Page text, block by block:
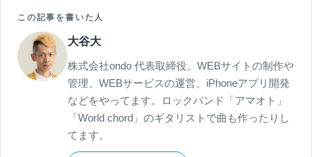
この記事を書いた人
大谷大
株式会社ondo 代表取締役。WEBサイトの制作や
管理、WEBサービスの運営、iPhoneアプリ開発
などをやってます。ロックバンド「アマオト」
「World chord」のギタリストで曲も作ったりし
てます。